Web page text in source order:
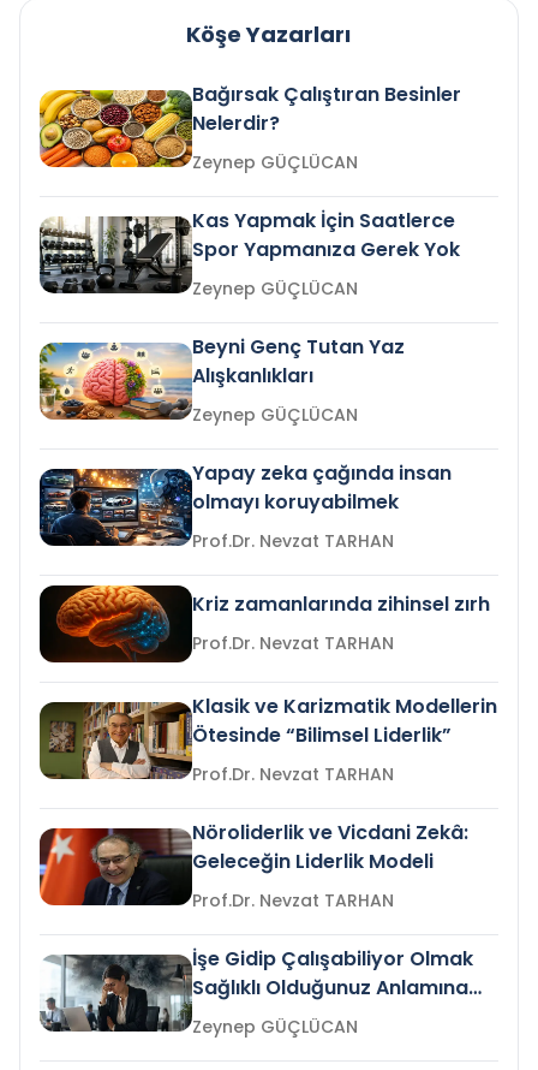
Köşe Yazarları
Bağırsak Çalıştıran Besinler
Nelerdir?
Zeynep GÜÇLÜCAN
Kas Yapmak İçin Saatlerce
Spor Yapmanıza Gerek Yok
Zeynep GÜÇLÜCAN
Beyni Genç Tutan Yaz
Alışkanlıkları
Zeynep GÜÇLÜCAN
Yapay zeka çağında insan
olmayı koruyabilmek
Prof.Dr. Nevzat TARHAN
Kriz zamanlarında zihinsel zırh
Prof.Dr. Nevzat TARHAN
Klasik ve Karizmatik Modellerin
Ötesinde “Bilimsel Liderlik”
Prof.Dr. Nevzat TARHAN
Nöroliderlik ve Vicdani Zekâ:
Geleceğin Liderlik Modeli
Prof.Dr. Nevzat TARHAN
İşe Gidip Çalışabiliyor Olmak
Sağlıklı Olduğunuz Anlamına
Gelir mi?Zeynep GÜÇLÜCAN